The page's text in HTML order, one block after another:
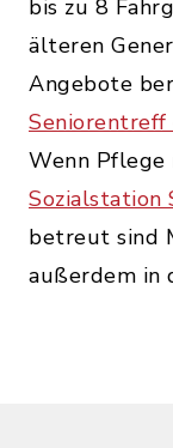
bis zu 8
älteren
Angebote
Seniorentreff
Wenn Pflege
Sozialstation
betreut sind
außerdem in